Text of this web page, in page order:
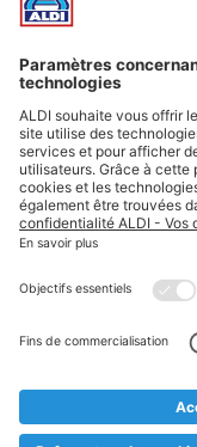
Infos essentielles
Suivez ALDI
Textes marqués d'un
* Nous vendons ces
au cas où, malgré le
prématurément en
** Sur ce site,